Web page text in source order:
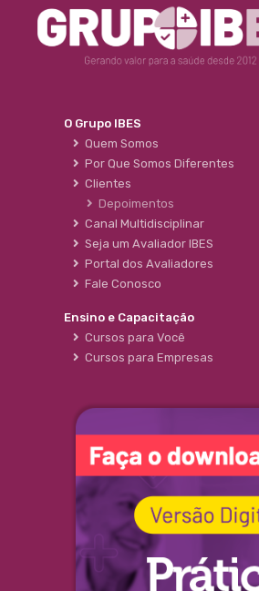
O Grupo IBES
Quem Somos
Por Que Somos Diferentes
Clientes
Depoimentos
Canal Multidisciplinar
Seja um Avaliador IBES
Portal dos Avaliadores
Fale Conosco
Ensino e Capacitação
Cursos para Você
Cursos para Empresas